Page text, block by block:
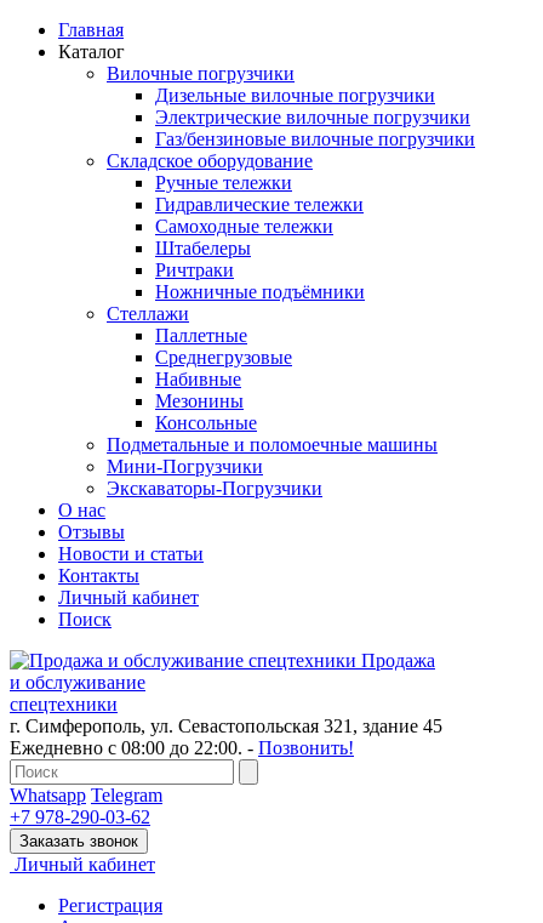
Главная
Каталог
Вилочные погрузчики
Дизельные вилочные погрузчики
Электрические вилочные погрузчики
Газ/бензиновые вилочные погрузчики
Складское оборудование
Ручные тележки
Гидравлические тележки
Самоходные тележки
Штабелеры
Ричтраки
Ножничные подъёмники
Стеллажи
Паллетные
Среднегрузовые
Набивные
Мезонины
Консольные
Подметальные и поломоечные машины
Мини-Погрузчики
Экскаваторы-Погрузчики
О нас
Отзывы
Новости и статьи
Контакты
Личный кабинет
Поиск
Продажа
и обслуживание
спецтехники
г. Симферополь, ул. Севастопольская 321, здание 45
Ежедневно с 08:00 до 22:00. - Позвонить!
Whatsapp Telegram
+7 978-290-03-62
Заказать звонок
Личный кабинет
Регистрация